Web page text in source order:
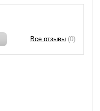
Все отзывы (0)